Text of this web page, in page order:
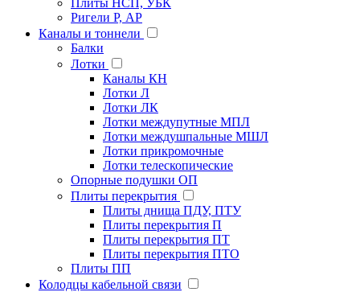
Ригели Р, АР
Каналы и тоннели
Балки
Лотки
Каналы КН
Лотки Л
Лотки ЛК
Лотки междупутные МПЛ
Лотки междушпальные МШЛ
Лотки прикромочные
Лотки телескопические
Опорные подушки ОП
Плиты перекрытия
Плиты днища ПДУ, ПТУ
Плиты перекрытия П
Плиты перекрытия ПТ
Плиты перекрытия ПТО
Плиты ПП
Колодцы кабельной связи